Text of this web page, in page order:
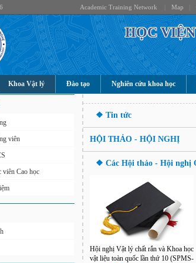
Academic Training Network Map
HỌC
Khoa Vật lý Đào tạo Nghiên cứu khoa học
viên
viên Cao học
❖ Tin tức
HỘI THẢO - HỘI NGHỊ
❖ Các Hội thảo - Hội nghị
Hội nghị Vật lý chất rắn và Khoa học
vật liệu toàn quốc lần thứ 10 (SPMS-